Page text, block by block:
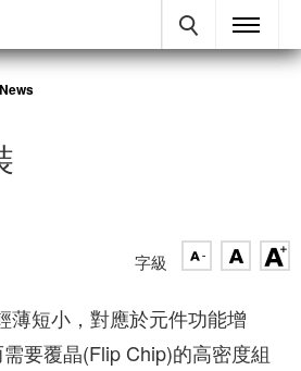
字級
薄短小，對應於元件功能增
要覆晶(Flip Chip)的高密度組